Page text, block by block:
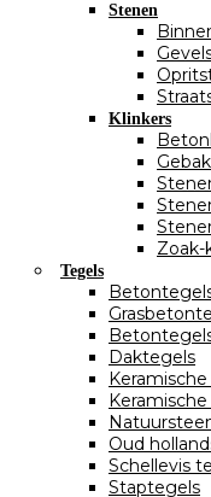
Stenen
Klinkers
Zoak-
Tegels
Daktegels
Oud
Schellevis
Staptegels